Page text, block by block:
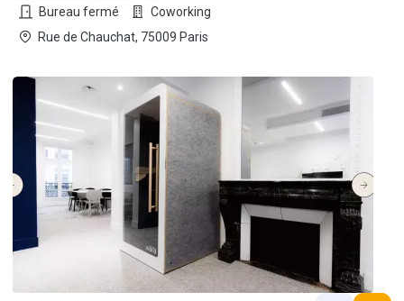
Bureau fermé
Coworking
Rue de Chauchat, 75009 Paris